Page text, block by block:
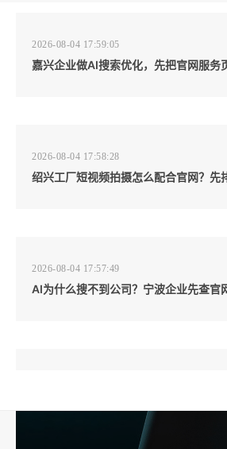
2026-08-04 17:59:05
嘉兴企业做AI搜索优化，先把官网服务
2026-08-04 17:58:28
绍兴工厂短视频拍摄怎么配合官网？先
2026-08-04 17:57:49
AI为什么搜不到公司？宁波企业先查官